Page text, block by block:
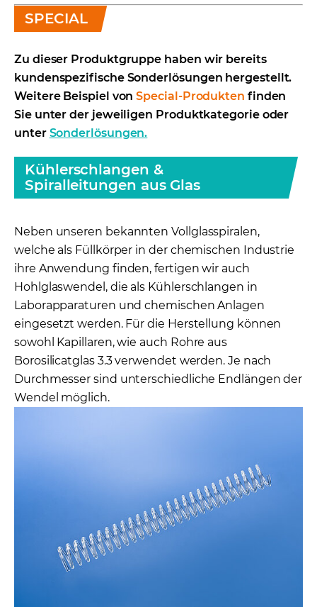
SPECIAL
Zu dieser Produktgruppe haben wir bereits
kundenspezifische Sonderlösungen hergestellt.
Weitere Beispiel vonSpecial-Produkten finden
Sie unter der jeweiligen Produktkategorie oder
unter Sonderlösungen.
Kühlerschlangen &
Spiralleitungen aus Glas
Neben unseren bekannten Vollglasspiralen,
welche als Füllkörper in der chemischen Industrie
ihre Anwendung finden, fertigen wir auch
Hohlglaswendel, die als Kühlerschlangen in
Laborapparaturen und chemischen Anlagen
eingesetzt werden. Für die Herstellung können
sowohl Kapillaren, wie auch Rohre aus
Borosilicatglas 3.3 verwendet werden. Je nach
Durchmesser sind unterschiedliche Endlängen der
Wendel möglich.